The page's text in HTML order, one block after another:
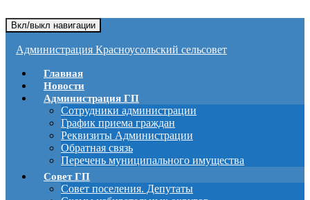
Вкл/выкл навигации
Администрация Красноусольский сельсовет
Главная
Новости
Администрация ГП
Сотрудники администрации
График приема граждан
Реквизиты Администрации
Обратная связь
Перечень муниципального имущества
Совет ГП
Совет поселения. Депутаты